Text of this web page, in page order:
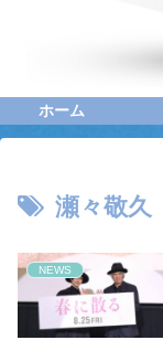
ホーム
瀬々敬久
NEWS